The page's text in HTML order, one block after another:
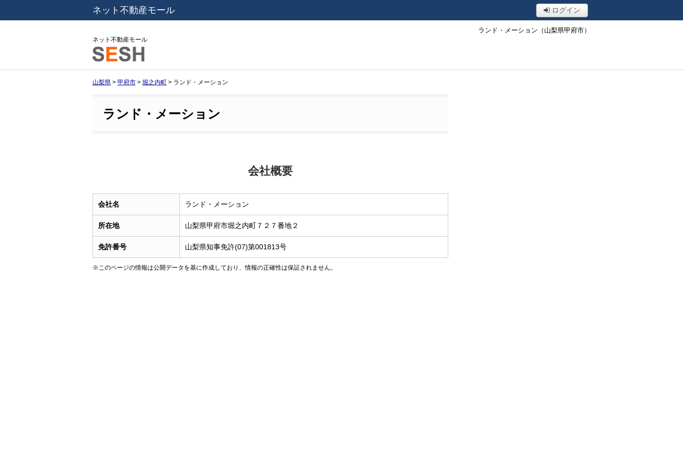
ネット不動産モール ログイン
ランド・メーション（山梨県甲府市）
ネット不動産モール
山梨県 > 甲府市 > 堀之内町 > ランド・メーション
ランド・メーション
会社概要
会社名 ランド・メーション
所在地 山梨県甲府市堀之内町７２７番地２
免許番号 山梨県知事免許(07)第001813号
※このページの情報は公開データを基に作成しており、情報の正確性は保証されません。